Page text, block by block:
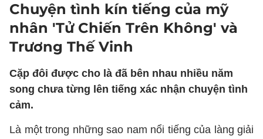
Chuyện tình kín tiếng của mỹ
nhân 'Tử Chiến Trên Không' và
Trương Thế Vinh
Cặp đôi được cho là đã bên nhau nhiều năm
song chưa từng lên tiếng xác nhận chuyện tình
cảm.
Là một trong những sao nam nổi tiếng của làng giải